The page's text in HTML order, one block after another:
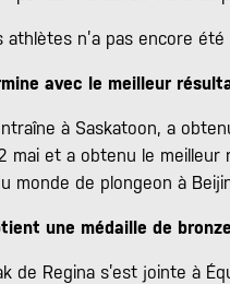
athlètes n’a pas encore été
avec le meilleur
à Saskatoon, a
mai et a obtenu le meilleur
monde de plongeon à
une médaille de
de Regina s’est jointe à